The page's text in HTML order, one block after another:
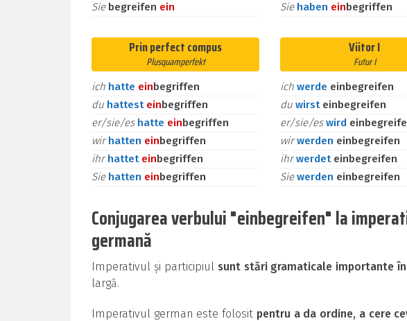
Sie begreifen ein
Sie haben einbegriffen
Prin perfect compus
Plusquamperfekt
ich hatte einbegriffen
du hattest einbegriffen
er/sie/es hatte einbegriffen
wirhatten einbegriffen
ihrhattet einbegriffen
Sie hatten einbegriffen
Viitor I
Futur I
ichwerde einbegreifen
duwirst einbegreifen
er/sie/eswird
wirwerden einbegreifen
ihrwerdet einbegreifen
Siewerden einbegreifen
Conjugarea verbului "einbegreifen" la
germană
Imperativul și participiul sunt stări gramaticale importante
largă.
Imperativul german este folosit pentru a da ordine, a cere